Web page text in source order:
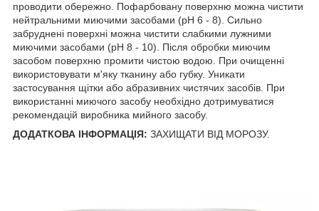
проводити обережно. Пофарбовану поверхню можна чистити
нейтральними миючими засобами (pH 6 - 8). Сильно
забруднені поверхні можна чистити слабкими лужними
миючими засобами (pH 8 - 10). Після обробки миючим
засобом поверхню промити чистою водою. При очищенні
використовувати м'яку тканину або губку. Уникати
застосування щітки або абразивних чистячих засобів. При
використанні миючого засобу необхідно дотримуватися
рекомендацій виробника мийного засобу.
ДОДАТКОВА ІНФОРМАЦІЯ: ЗАХИЩАТИ ВІД МОРОЗУ.